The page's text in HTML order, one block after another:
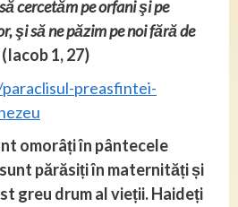
cercetăm pe orfani şi pe
şi să ne păzim pe noi fără de
(Iacob 1, 27)
preasfintei-
omorâți în pântecele
părăsiți în maternități și
greu drum al vieții. Haideți